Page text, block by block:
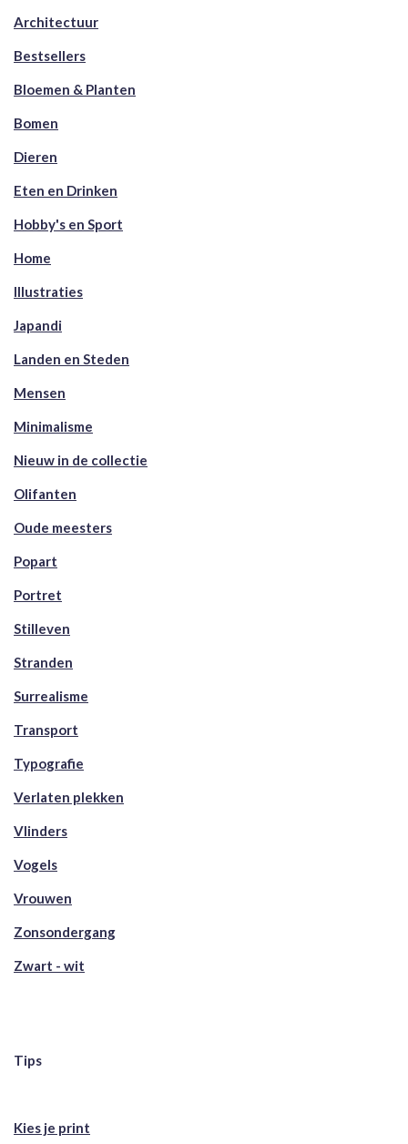
Architectuur
Bestsellers
Bloemen & Planten
Bomen
Dieren
Eten en Drinken
Hobby's en Sport
Home
Illustraties
Japandi
Landen en Steden
Mensen
Minimalisme
Nieuw in de collectie
Olifanten
Oude meesters
Popart
Portret
Stilleven
Stranden
Surrealisme
Transport
Typografie
Verlaten plekken
Vlinders
Vogels
Vrouwen
Zonsondergang
Zwart - wit
Tips
Kies je print